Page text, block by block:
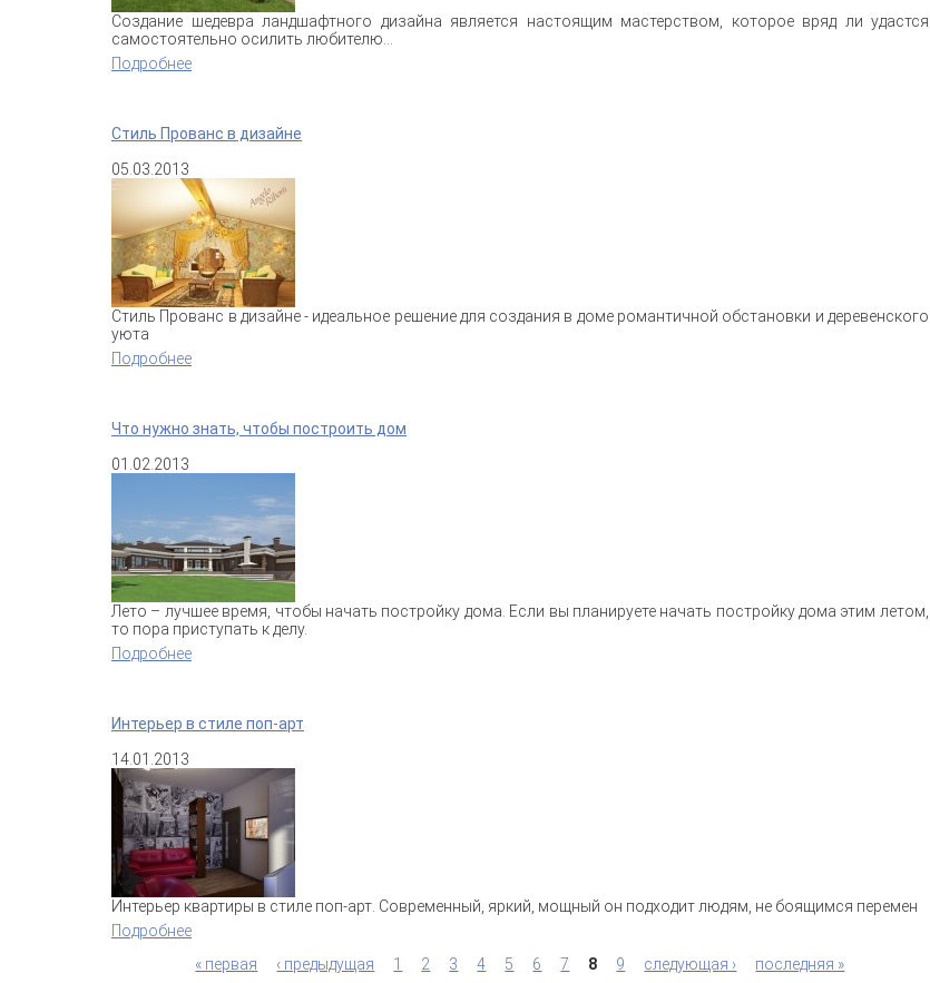
Создание шедевра ландшафтного дизайна является настоящим мастерством которое вряд ли удастся
самостоятельно осилить любителю..
Подробнее
Стиль Прованс в дизайне
05.03.2013
Стиль Прованс в дизайне - идеальное решение для создания в доме романтичной обстановки и деревенского
уюта
Подробнее
Что нужно знать, чтобы построить дом
01.02.2013
Лето – лучшее время, чтобы начать постройку дома. Если вы планируете начать постройку дома этим летом,
то пора приступать к делу.
Подробнее
Интерьер в стиле поп-арт
14.01.2013
Интерьер квартиры в стиле поп-арт. Современный, яркий, мощный он подходит людям, не боящимся перемен
Подробнее
« первая ‹ предыдущая 1 2 3 4 5 6 7 8 9 следующая › последняя »